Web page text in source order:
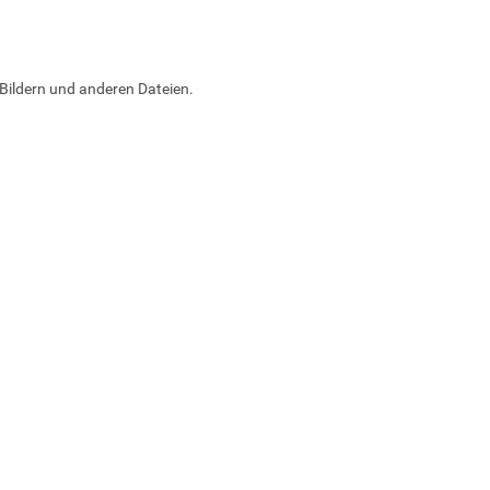
und anderen Dateien.